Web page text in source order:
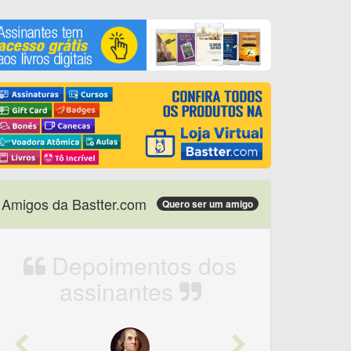
Amigos da Bastter.com Quero ser um amigo
Depoimentos dos
assinantes
Previous